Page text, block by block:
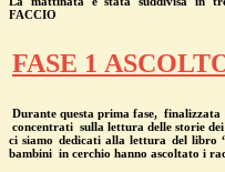
FACCIO
FASE 1
Durante questa prima fase,
concentrati sulla lettura delle storie
ci siamo dedicati alla lettura del libro
bambini in cerchio hanno ascoltato i